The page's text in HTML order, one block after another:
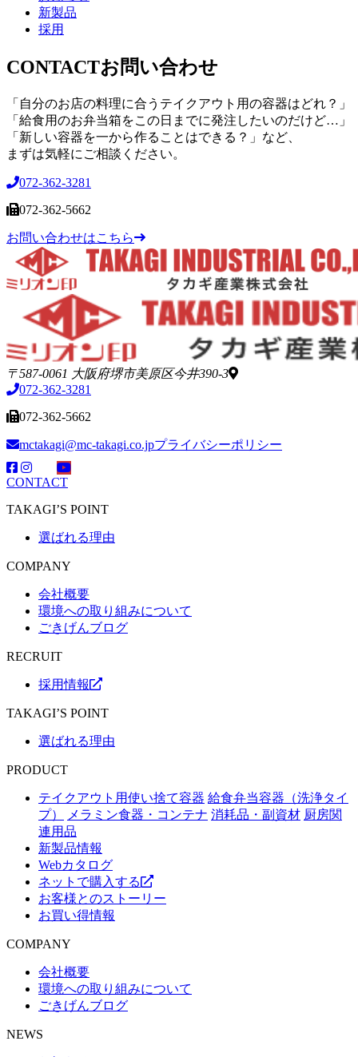
新製品
採用
CONTACTお問い合わせ
「自分のお店の料理に合うテイクアウト用の容器はどれ？」
「給食用のお弁当箱をこの日までに発注したいのだけど…」
「新しい容器を一から作ることはできる？」など、
まずは気軽にご相談ください。
072-362-3281
072-362-5662
お問い合わせはこちら
〒587-0061 大阪府堺市美原区今井390-3
072-362-3281
072-362-5662
mctakagi@mc-takagi.co.jpプライバシーポリシー
CONTACT
TAKAGI’S POINT
選ばれる理由
COMPANY
会社概要
環境への取り組みについて
ごきげんブログ
RECRUIT
採用情報
TAKAGI’S POINT
選ばれる理由
PRODUCT
テイクアウト用使い捨て容器 給食弁当容器（洗浄タイ
プ）
メラミン食器・コンテナ 消耗品・副資材 厨房関
連用品
新製品情報
Webカタログ
ネットで購入する
お客様とのストーリー
お買い得情報
COMPANY
会社概要
環境への取り組みについて
ごきげんブログ
NEWS